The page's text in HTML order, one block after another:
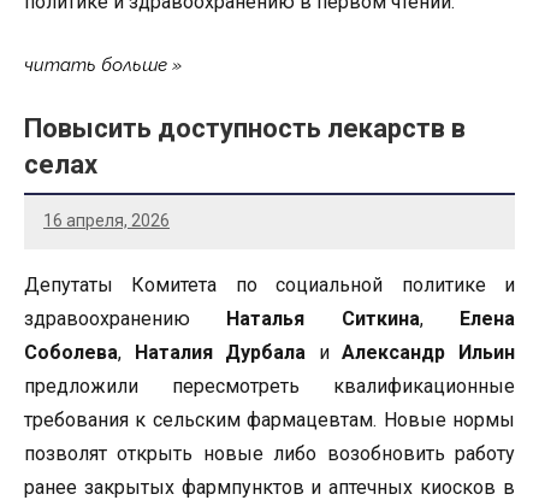
читать больше
Повысить доступность лекарств в
селах
16 апреля, 2026
Депутаты Комитета по социальной политике и
здравоохранению Наталья Ситкина, Елена
Соболева, Наталия Дурбала иАлександр Ильин
предложили пересмотреть квалификационные
требования к сельским фармацевтам. Новые нормы
позволят открыть новые либо возобновить работу
ранее закрытых фармпунктов и аптечных киосков в